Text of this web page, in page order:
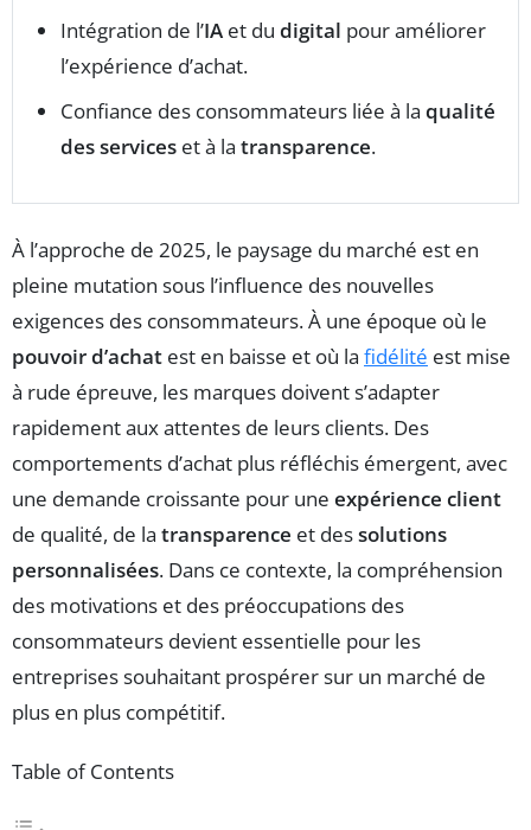
Intégration de l’IA et du digital pour améliorer
l’expérience d’achat.
Confiance des consommateurs liée à la qualité
des services et à la transparence.
À l’approche de 2025, le paysage du marché est en
pleine mutation sous l’influence des nouvelles
exigences des consommateurs. À une époque où le
pouvoir d’achat est en baisse et où la fidélité est mise
à rude épreuve, les marques doivent s’adapter
rapidement aux attentes de leurs clients. Des
comportements d’achat plus réfléchis émergent, avec
une demande croissante pour une expérience client
de qualité, de la transparence et dessolutions
personnalisées. Dans ce contexte, la compréhension
des motivations et des préoccupations des
consommateurs devient essentielle pour les
entreprises souhaitant prospérer sur un marché de
plus en plus compétitif.
Table of Contents